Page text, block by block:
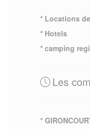
* Locations
* Hotels
* camping
Les
*